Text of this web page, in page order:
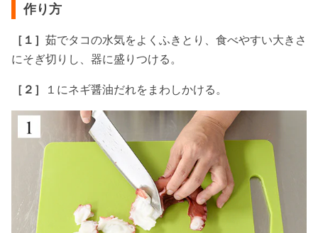
作り方
［１］ 茹でタコの水気をよくふきとり、食べやすい大きさ
にそぎ切りし、器に盛りつける。
［２］ １にネギ醤油だれをまわしかける。